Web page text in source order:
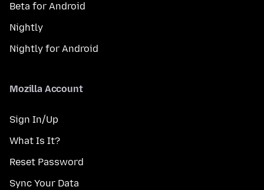
Beta for Android
Nightly
Nightly for Android
Mozilla Account
Sign In/Up
What Is It?
Reset Password
Sync Your Data